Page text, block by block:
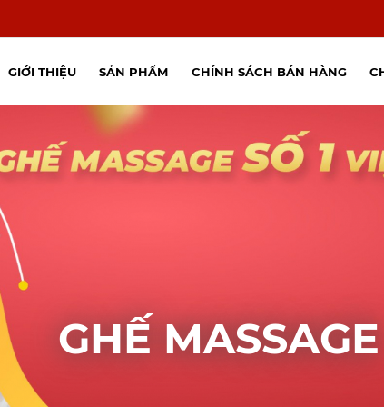
GIỚI THIỆU SẢN PHẨM CHÍNH SÁCH BÁN HÀNG
GHẾ MASSAGE